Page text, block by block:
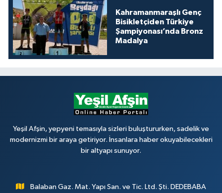
Kahramanmaraşlı Genç
Bisikletçiden Türkiye
Şampiyonası’nda Bronz
Madalya
Yeşil Afşin, yepyeni temasıyla sizleri buluştururken, sadelik ve
modernizmi bir araya getiriyor. İnsanlara haber okuyabilecekleri
bir altyapı sunuyor.
Balaban Gaz. Mat. Yapı San. ve Tic. Ltd. Şti. DEDEBABA